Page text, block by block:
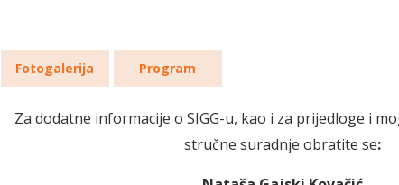
Fotogalerija Program
Za dodatne informacije o SIGG-u, kao i za prijedloge i
stručne suradnje obratite se: